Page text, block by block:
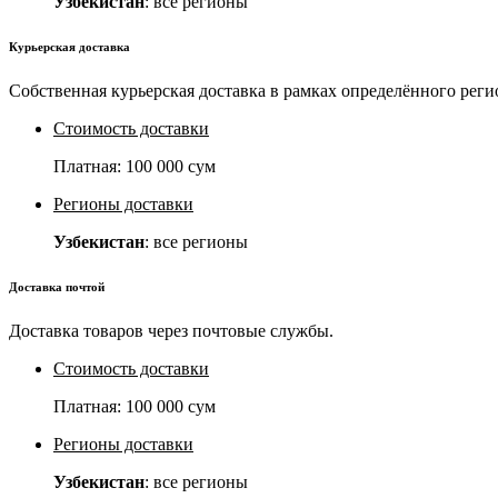
Курьерская доставка
Собственная курьерская доставка в рамках определённого
Стоимость доставки
Платная: 100 000 сум
Регионы доставки
Узбекистан: все регионы
Доставка почтой
Доставка товаров через почтовые службы.
Стоимость доставки
Платная: 100 000 сум
Регионы доставки
Узбекистан: все регионы